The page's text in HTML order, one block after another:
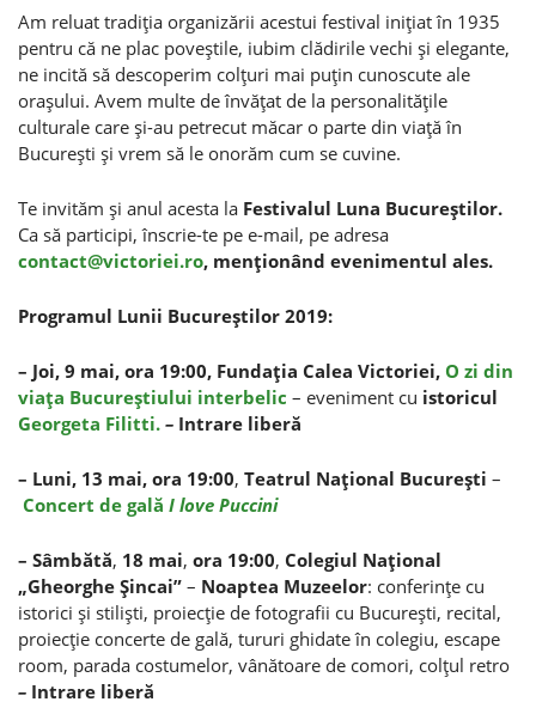
Am reluat tradiţia organizării acestui festival iniţiat în 1935
pentru că ne plac poveştile, iubim clădirile vechi şi elegante,
ne incită să descoperim colţuri mai puţin cunoscute ale
oraşului. Avem multe de învăţat de la personalităţile
culturale care şi-au petrecut măcar o parte din viaţă în
Bucureşti şi vrem să le onorăm cum se cuvine.
Te invităm şi anul acesta la Festivalul Luna Bucureştilor.
Ca să participi, înscrie-te pe e-mail, pe adresa
contact@victoriei.ro, menţionând evenimentul ales.
Programul Lunii Bucureştilor 2019:
– Joi, 9 mai, ora 19:00, Fundaţia Calea Victoriei, O zi din
viaţa Bucureştiului interbelic – eveniment cu istoricul
Georgeta Filitti. – Intrare liberă
– Luni, 13 mai, ora 19:00, Teatrul Naţional Bucureşti –
Concert de gală I love Puccini
– Sâmbătă, 18 mai, ora 19:00, Colegiul Naţional
„Gheorghe Şincai” – Noaptea Muzeelor: conferinţe cu
istorici şi stilişti, proiecţie de fotografii cu Bucureşti, recital,
proiecţie concerte de gală, tururi ghidate în colegiu, escape
room, parada costumelor, vânătoare de comori, colţul retro
– Intrare liberă